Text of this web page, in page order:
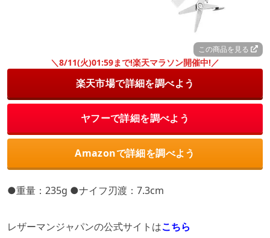
この商品を見る
＼8/11(火)01:59まで!楽天マラソン開催中!／
楽天市場で詳細を調べよう
ヤフーで詳細を調べよう
Amazonで詳細を調べよう
●重量：235g ●ナイフ刃渡：7.3cm
レザーマンジャパンの公式サイトはこちら